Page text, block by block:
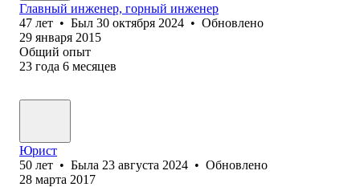
Главный инженер, горный инженер
47 лет • Был 30 октября 2024 • Обновлено
29 января 2015
Общий опыт
23 года 6 месяцев
Юрист
50 лет • Была 23 августа 2024 • Обновлено
28 марта 2017